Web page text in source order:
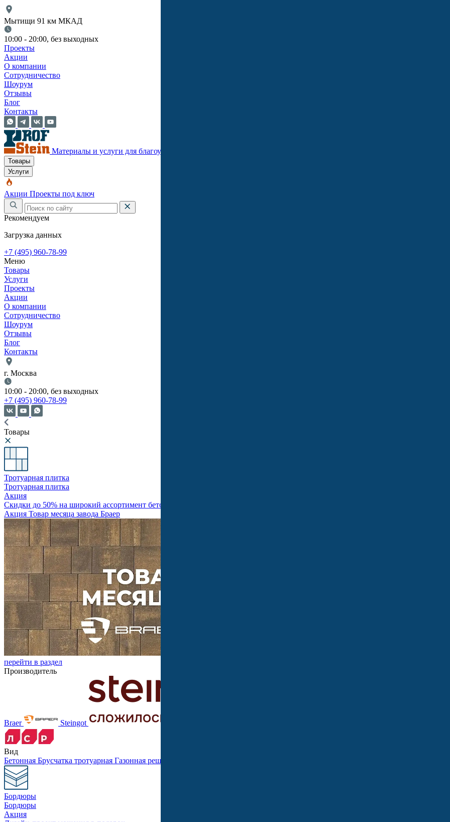
Мытищи 91 км МКАД
10:00 - 20:00, без выходных
Проекты
Акции
О компании
Сотрудничество
Шоурум
Отзывы
Блог
Контакты
Материалы и услуги для благоустройства
Товары
Услуги
Акции Проекты под ключ
Рекомендуем
Загрузка данных
+7 (495) 960-78-99
Меню
Товары
Услуги
Проекты
Акции
О компании
Сотрудничество
Шоурум
Отзывы
Блог
Контакты
г. Москва
10:00 - 20:00, без выходных
+7 (495) 960-78-99
Товары
Тротуарная плитка
Тротуарная плитка
Акция
Скидки до 50% на широкий ассортимент бетонной продукции завода BRAER!
Акция Товар месяца завода Браер
перейти в раздел
Производитель
Braer Steingot
Вид
Бетонная Брусчатка тротуарная Газонная решетка
Бордюры
Бордюры
Акция